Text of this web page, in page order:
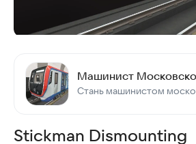
Stickman Dismounting